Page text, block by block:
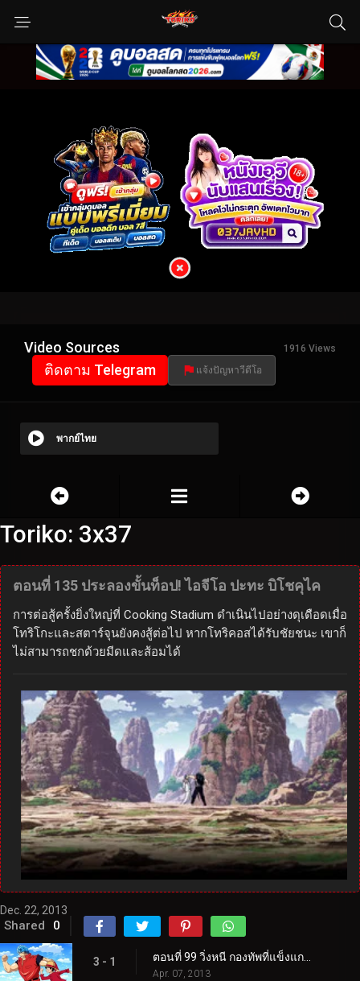
Video Sources 1916 Views
ติดตาม Telegram แจ้งปัญหาวีดีโอ
พากย์ไทย
Toriko: 3x37
ตอนที่ 135 ประลองขั้นท็อป! ไอจีโอ ปะทะ บิโชคุไค
การต่อสู้ครั้งยิ่งใหญ่ที่ Cooking Stadium ดำเนินไปอย่างดุเดือดเมื่อ
โทริโกะและสตาร์จุนยังคงสู้ต่อไป หากโทริคอสได้รับชัยชนะ เขาก็
ไม่สามารถชกด้วยมีดและส้อมได้
Dec. 22, 2013
Shared 0
3 - 1
Apr. 07, 2013